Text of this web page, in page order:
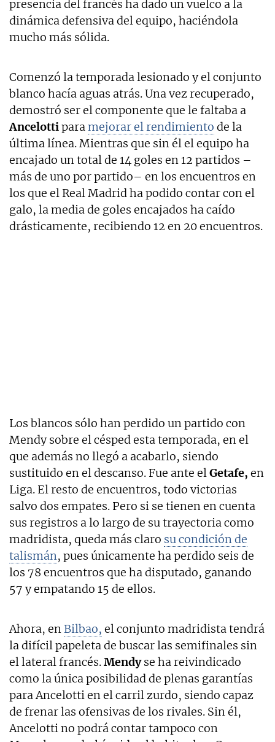
presencia del francés ha dado un vuelco a la
dinámica defensiva del equipo, haciéndola
mucho más sólida.
Comenzó la temporada lesionado y el conjunto
blanco hacía aguas atrás. Una vez recuperado,
demostró ser el componente que le faltaba a
Ancelottiparamejorar el rendimiento de la
última línea. Mientras que sin él el equipo ha
encajado un total de 14 goles en 12 partidos –
más de uno por partido– en los encuentros en
los que el Real Madrid ha podido contar con el
galo, la media de goles encajados ha caído
drásticamente, recibiendo 12 en 20 encuentros.
Los blancos sólo han perdido un partido con
Mendy sobre el césped esta temporada, en el
que además no llegó a acabarlo, siendo
sustituido en el descanso. Fue ante elGetafe, en
Liga. El resto de encuentros, todo victorias
salvo dos empates. Pero si se tienen en cuenta
sus registros a lo largo de su trayectoria como
madridista, queda más claro su condición de
talismán, pues únicamente ha perdido seis de
los 78 encuentros que ha disputado, ganando
57 y empatando 15 de ellos.
Ahora, en Bilbao, el conjunto madridista tendrá
la difícil papeleta de buscar las semifinales sin
el lateral francés.Mendyse ha reivindicado
como la única posibilidad de plenas garantías
para Ancelotti en el carril zurdo, siendo capaz
de frenar las ofensivas de los rivales. Sin él,
Ancelotti no podrá contar tampoco con